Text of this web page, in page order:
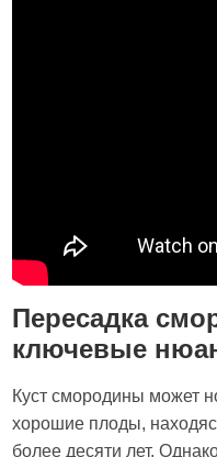
Пересадка
ключевые
Куст смородины может
хорошие плоды,
более десяти лет.